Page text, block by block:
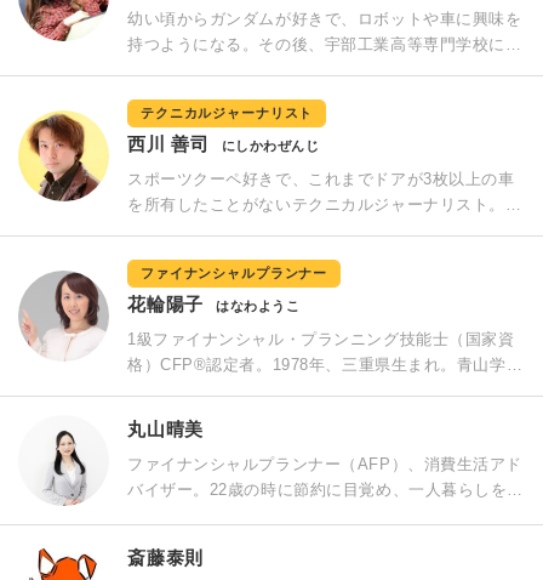
幼い頃からガンダムが好きで、ロボットや車に興味を
持つようになる。その後、宇部工業高等専門学校に入
は自動車雑誌など多くの媒体で執筆。愛車はランドク
ルーザー76でオフロードコースを走るのが趣味。
テクニカルジャーナリスト
西川 善司 にしかわぜんじ
スポーツクーペ好きで、これまでドアが3枚以上の車
を所有したことがないテクニカルジャーナリスト。
FD3S）。現在は日産GT-RとホンダS660の二台を所
有。 最近ではグラフィックスプロセッサやゲームグ
ラフィックス、映像機器などに関連した記事を執筆。
ファイナンシャルプランナー
花輪陽子 はなわようこ
1級ファイナンシャル・プランニング技能士（国家資
格）CFP®認定者。1978年、三重県生まれ。青山学院
社。退職後、FPとして独立。2015年から生活の拠点
をシンガポールに移し、東京とシンガポールでセミナ
ー講師など幅広い活動を行う。『夫婦で貯める1億
円！』（ダイヤモンド社）など著書多数。「ホンマで
験も多数。日本FP協会「くらしとお金のFP相談室」
2011年度相談員。
丸山晴美
ファイナンシャルプランナー（AFP）、消費生活アド
バイザー。22歳の時に節約に目覚め、一人暮らしをし
長などを経て2001年に節約アドバイザーとして独
斎藤泰則